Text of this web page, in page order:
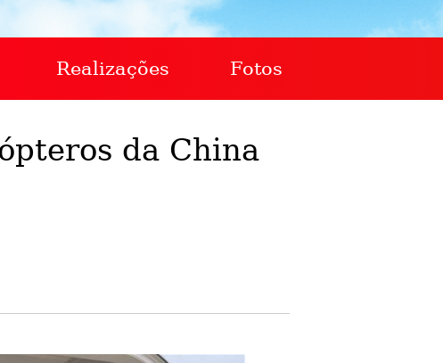
Realizações Fotos
da China